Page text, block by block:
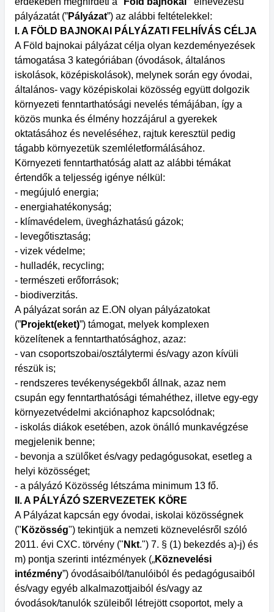
pályázatát (”Pályázat”) az alábbi feltételekkel:
I. A FÖLD BAJNOKAI PÁLYÁZATI FELHÍVÁS CÉLJA
A Föld bajnokai pályázat célja olyan kezdeményezések
támogatása 3 kategóriában (óvodások, általános
iskolások, középiskolások), melynek során egy óvodai,
általános- vagy középiskolai közösség együtt dolgozik
környezeti fenntarthatósági nevelés témájában, így a
közös munka és élmény hozzájárul a gyerekek
oktatásához és neveléséhez, rajtuk keresztül pedig
tágabb környezetük szemléletformálásához.
Környezeti fenntarthatóság alatt az alábbi témákat
értendők a teljesség igénye nélkül:
- megújuló energia;
- energiahatékonyság;
- klímavédelem, üvegházhatású gázok;
- levegőtisztaság;
- vizek védelme;
- hulladék, recycling;
- természeti erőforrások;
- biodiverzitás.
A pályázat során az E.ON olyan pályázatokat
(”Projekt(eket)”) támogat, melyek komplexen
közelítenek a fenntarthatósághoz, azaz:
- van csoportszobai/osztálytermi és/vagy azon kívüli
részük is;
- rendszeres tevékenységekből állnak, azaz nem
csupán egy fenntarthatósági témahéthez, illetve egy-egy
környezetvédelmi akciónaphoz kapcsolódnak;
- iskolás diákok esetében, azok önálló munkavégzése
megjelenik benne;
- bevonja a szülőket és/vagy pedagógusokat, esetleg a
helyi közösséget;
- a pályázó Közösség létszáma minimum 13 fő.
II. A PÁLYÁZÓ SZERVEZETEK KÖRE
A Pályázat kapcsán egy óvodai, iskolai közösségnek
(" Közösség") tekintjük a nemzeti köznevelésről szóló
2011. évi CXC. törvény (" Nkt.") 7. § (1) bekezdés a)-j) és
m) pontja szerinti intézmények („Köznevelési
intézmény”) óvodásaiból/tanulóiból és pedagógusaiból
és/vagy egyéb alkalmazottjaiból és/vagy az
óvodások/tanulók szüleiből létrejött csoportot, mely a